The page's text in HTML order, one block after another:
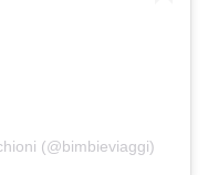
(@bimbieviaggi)